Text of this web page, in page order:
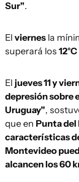
Sur".
El viernes la
superará los 12°C
El jueves 11 y
depresión sobre
Uruguay",
que en Punta del
características
Montevideo
alcancen los 60